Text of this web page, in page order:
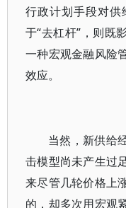
行政计划手段对
于“去杠杆”，则既
一种宏观金融风险
效应。
当然，新供给
击模型尚未产生过
来尽管几轮价格上
的，却多次用宏观